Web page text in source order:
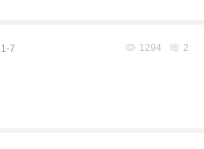
1294 2
7